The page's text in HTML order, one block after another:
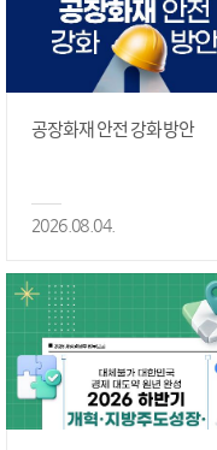
공장화재 안전 강화 방안
2026.08.04.